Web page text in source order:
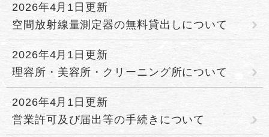
2026年4月1日更新
空間放射線量測定器の無料貸出しについて
2026年4月1日更新
理容所・美容所・クリーニング所について
2026年4月1日更新
営業許可及び届出等の手続きについて